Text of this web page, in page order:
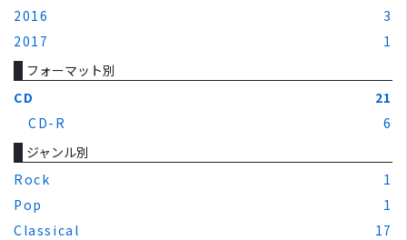
2016
3
2017
1
フォーマット別
CD
21
CD-R
6
ジャンル別
Rock
1
Pop
1
Classical
17